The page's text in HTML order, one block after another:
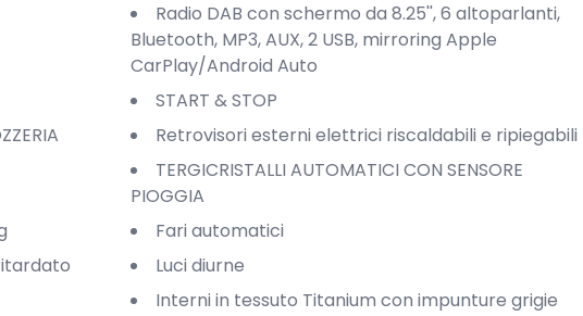
Radio DAB con schermo da 8.25'', 6 altoparlanti,
Bluetooth, MP3, AUX, 2 USB, mirroring Apple
CarPlay/Android Auto
START & STOP
Retrovisori esterni elettrici riscaldabili e ripiegabili
TERGICRISTALLI AUTOMATICI CON SENSORE
PIOGGIA
Fari automatici
Luci diurne
Interni in tessuto Titanium con impunture grigie